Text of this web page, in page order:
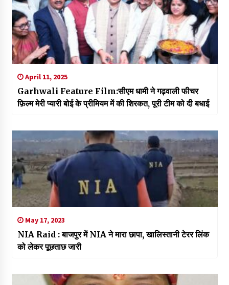
April 11, 2025
Garhwali Feature Film:सीएम धामी ने गढ़वाली फीचर
फ़िल्म मेरी प्यारी बोई के प्रीमियम में की शिरकत, पूरी टीम को दी बधाई
May 17, 2023
NIA Raid : बाजपुर में NIA ने मारा छापा, खालिस्तानी टेरर लिंक
को लेकर पूछताछ जारी